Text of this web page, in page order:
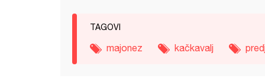
TAGOVI
majonez kačkavalj